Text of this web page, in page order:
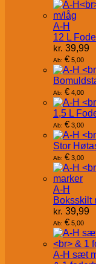
A-H
12 L
kr. 39,99
Ab: € 5,00
Ab: € 4,00
1,5 L
Ab: € 3,00
Stor
Ab: € 3,00
A-H
Boksskilt
kr. 39,99
Ab: € 5,00
A-H sæt